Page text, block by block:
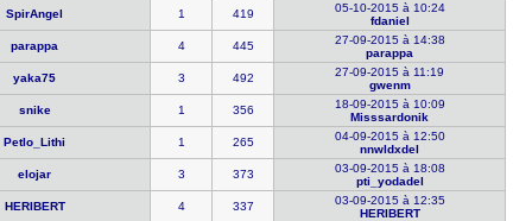
SpirAngel
1 419
05-10-2015 à 10:24
fdaniel
parappa
4 445
27-09-2015 à 14:38
parappa
yaka75
3 492
27-09-2015 à 11:19
gwenm
snike
1 356
18-09-2015 à 10:09
Misssardon​ik
Petlo_Lith​i
1 265
04-09-2015 à 12:50
nnwldxdel
elojar
3 373
03-09-2015 à 18:08
pti_yodade​l
HERIBERT
4 337
03-09-2015 à 12:35
HERIBERT